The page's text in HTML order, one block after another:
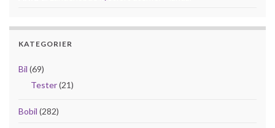
KATEGORIER
Bil (69)
Tester(21)
Bobil (282)